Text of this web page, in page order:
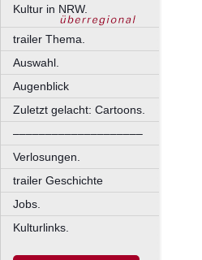
Kultur in NRW.
trailer Thema.
Auswahl.
Augenblick
Zuletzt gelacht: Cartoons.
––––––––––––––––––––
Verlosungen.
trailer Geschichte
Jobs.
Kulturlinks.